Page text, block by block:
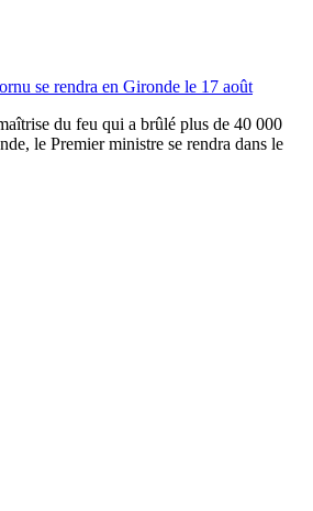
se rendra en Gironde le 17 août
du feu qui a brûlé plus de 40 000
le Premier ministre se rendra dans le